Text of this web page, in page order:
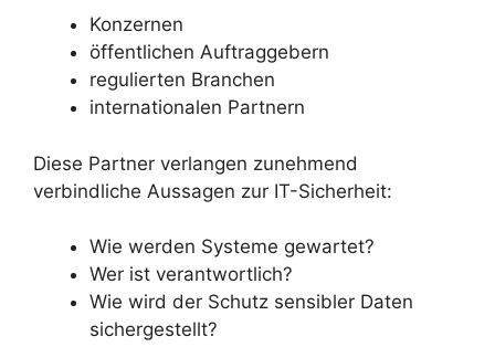
Konzernen
öffentlichen Auftraggebern
regulierten Branchen
internationalen Partnern
Diese Partner verlangen zunehmend
verbindliche Aussagen zur IT-Sicherheit:
Wie werden Systeme gewartet?
Wer ist verantwortlich?
Wie wird der Schutz sensibler Daten
sichergestellt?